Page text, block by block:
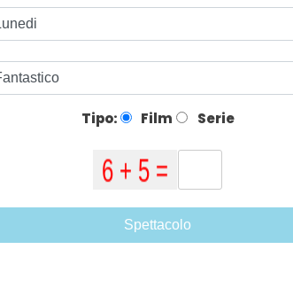
Tipo: Film Serie
Spettacolo